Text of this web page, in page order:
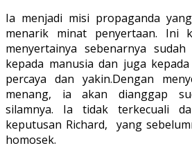
Ia menjadi misi propaganda
menarik minat penyertaan. Ini
menyertainya sebenarnya
kepada manusia dan juga
percaya dan yakin.Dengan
menang, ia akan dianggap
silamnya. Ia tidak terkecuali
keputusan Richard, yang
homosek.